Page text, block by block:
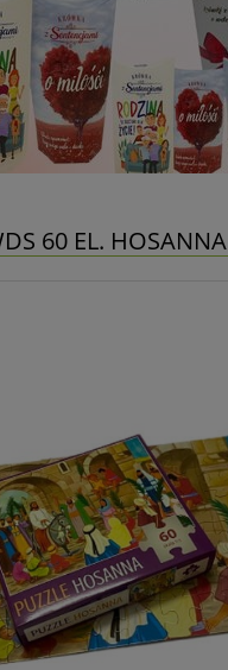
60 EL. HOSANNA